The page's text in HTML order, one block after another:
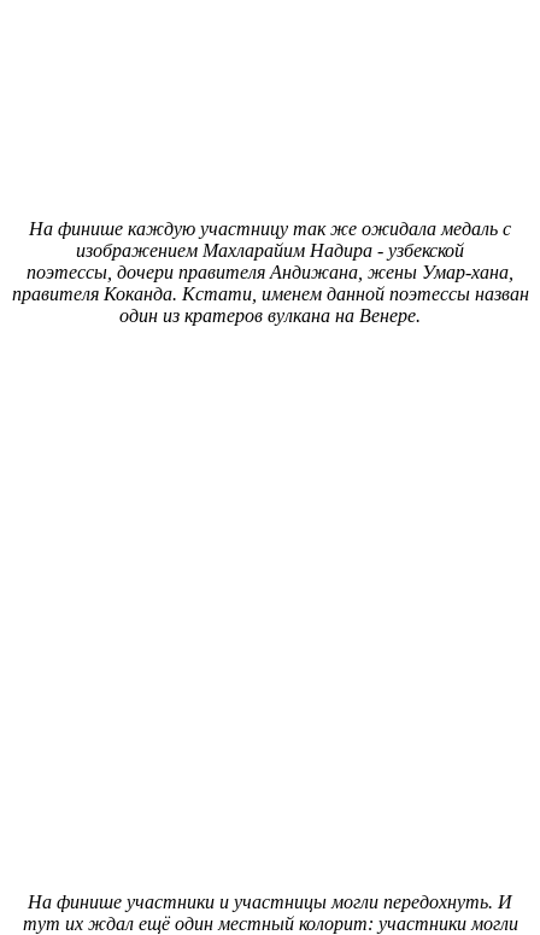
На финише каждую участницу так же ожидала медаль с
изображением Махларайим Надира - узбекской
поэтессы, дочери правителя Андижана , жены Умар-хана
правителя Коканда. Кстати, именем данной поэтессы назван
один из кратеров вулкана на Венере.
На финише участники и участницы могли передохнуть. И
тут их ждал ещё один местный колорит: участники могли